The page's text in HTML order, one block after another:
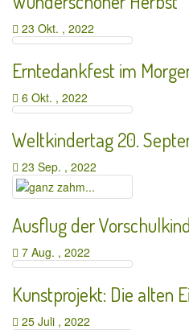
23 Okt. , 2022
Erntedankfest im
6 Okt. , 2022
Weltkindertag 20.
23 Sep. , 2022
Ausflug der
7 Aug. , 2022
Kunstprojekt: Die alten
25 Juli , 2022